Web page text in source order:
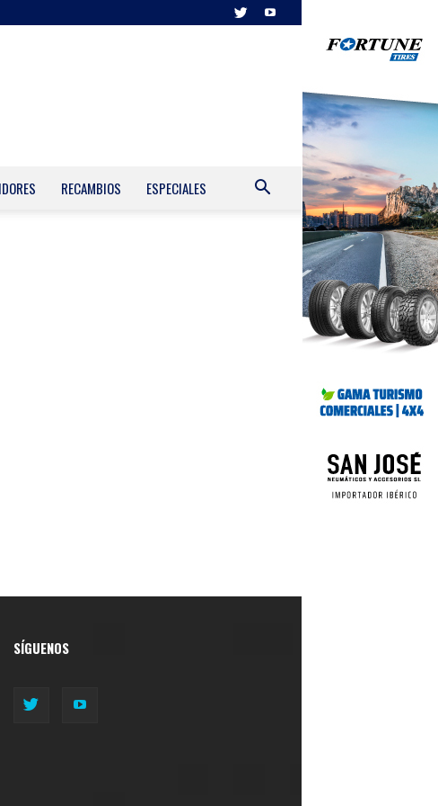
RECAMBIOS ESPECIALES
SÍGUENOS